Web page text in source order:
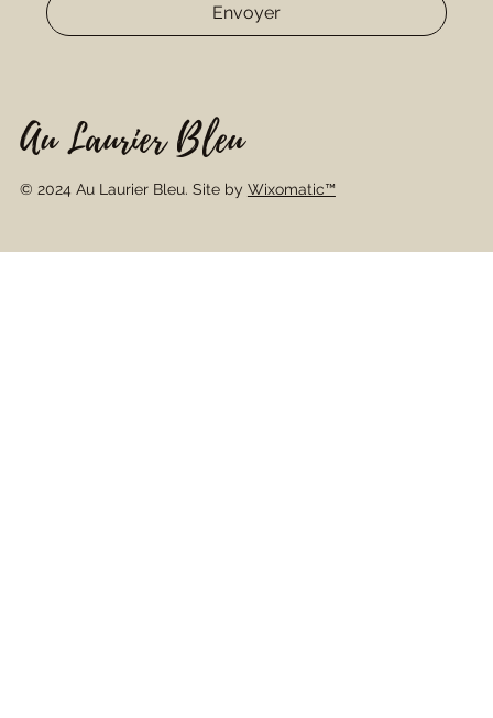
Envoyer
Au Laurier Bleu
© 2024 Au Laurier Bleu. Site by Wixomatic™